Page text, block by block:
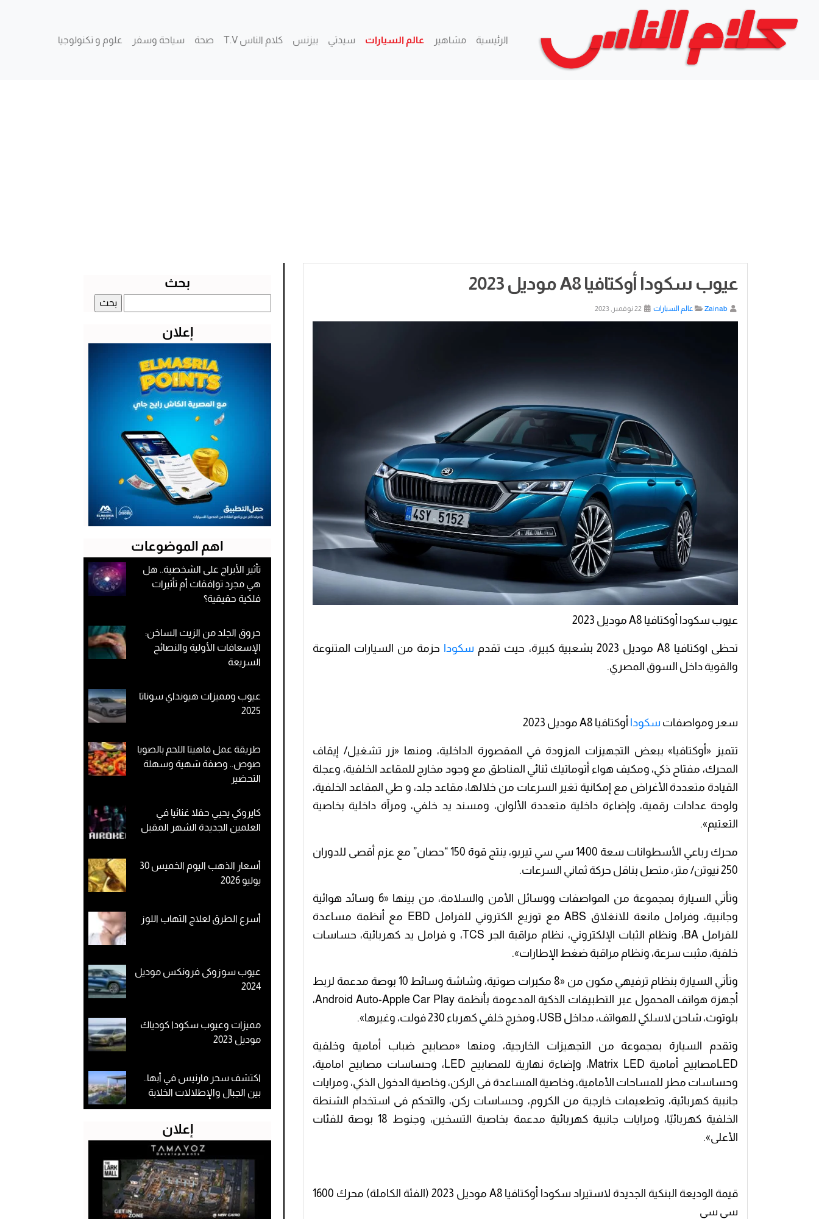
الرئيسية مشاهير عالم السيارات سيدتي بيزنس كلام الناس T.V صحة سياحة وسفر علوم و تكنولوجيا
عيوب سكودا أوكتافيا A8 موديل 2023
Zainab عالم السيارات
عيوب سكودا أوكتافيا A8 موديل 2023
تحظى اوكتافيا A8 موديل 2023 بشعبية كبيرة، حيث تقدم سكودا حزمة من السيارات المتنوعة
والقوية داخل السوق المصري.
سعر ومواصفات سكودا أوكتافيا A8 موديل 2023
تتميز «أوكتافيا» ببعض التجهيزات المزودة في المقصورة الداخلية، ومنها «زر تشغيل/ إيقاف
المحرك، مفتاح ذكي، ومكيف هواء أتوماتيك ثنائي المناطق مع وجود مخارج للمقاعد الخلفية، وعجلة
القيادة متعددة الأغراض مع إمكانية تغير السرعات من خلالها، مقاعد جلد، و طي المقاعد الخلفية،
ولوحة عدادات رقمية، وإضاءة داخلية متعددة الألوان، ومسند يد خلفي، ومرآة داخلية بخاصية
التعتيم».
محرك رباعي الأسطوانات سعة 1400 سي سي تيربو، ينتج قوة 150 “حصان” مع عزم أقصى للدوران
250 نيوتن/ متر، متصل بناقل حركة ثماني السرعات.
وتأتي السيارة بمجموعة من المواصفات ووسائل الأمن والسلامة، من بينها «6 وسائد هوائية
وجانبية، وفرامل مانعة للانغلاق ABS مع توزيع الكتروني للفرامل EBD مع أنظمة مساعدة
للفرامل BA، ونظام الثبات الإلكتروني، نظام مراقبة الجر TCS، و فرامل يد كهربائية، حساسات
خلفية، مثبت سرعة، ونظام مراقبة ضغط الإطارات».
وتأتي السيارة بنظام ترفيهي مكون من «8 مكبرات صوتية، وشاشة وسائط 10 بوصة مدعمة لربط
أجهزة هواتف المحمول عبر التطبيقات الذكية المدعومة بأنظمة Android Auto-Apple Car Play،
بلوتوث، شاحن لاسلكي للهواتف، مداخل USB، ومخرج خلفي كهرباء 230 فولت، وغيرها».
وتقدم السيارة بمجموعة من التجهيزات الخارجية، ومنها «مصابيح ضباب أمامية وخلفية
LEDمصابيح أمامية Matrix LED، وإضاءة نهارية للمصابيح LED، وحساسات مصابيح امامية،
وحساسات مطر للمساحات الأمامية، وخاصية المساعدة فى الركن، وخاصية الدخول الذكي، ومرايات
جانبية كهربائية، وتطعيمات خارجية من الكروم، وحساسات ركن، والتحكم فى استخدام الشنطة
الخلفية كهربائيًا، ومرايات جانبية كهربائية مدعمة بخاصية التسخين، وجنوط 18 بوصة للفئات
الأعلى».
قيمة الوديعة البنكية الجديدة لاستيراد سكودا أوكتافيا A8 موديل 2023 (الفئة الكاملة) محرك 1600
سي سي
بحث
عن:
إعلان
اهم الموضوعات
تأثير الأبراج على الشخصية.. هل
هي مجرد توافقات أم تأثيرات
فلكية حقيقية؟
حروق الجلد من الزيت الساخن:
الإسعافات الأولية والنصائح
السريعة
عيوب ومميزات هيونداي سوناتا
2025
طريقة عمل فاهيتا اللحم بالصويا
صوص.. وصفة شهية وسهلة
التحضير
كايروكي يحيي حفلا غنائيا في
العلمين الجديدة الشهر المقبل
أسعار الذهب اليوم الخميس 30
يوليو 2026
أسرع الطرق لعلاج التهاب اللوز
عيوب سوزوكى فرونكس موديل
2024
مميزات وعيوب سكودا كودياك
موديل 2023
اكتشف سحر مارنيس في أبها..
بين الجبال والإطلالات الخلابة
إعلان